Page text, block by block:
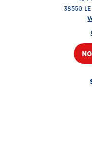
38550 LE